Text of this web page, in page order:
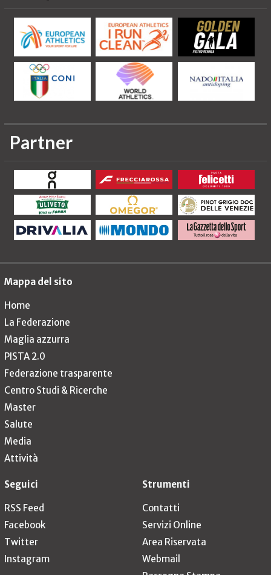
Partner
Mappa del sito
Home
La Federazione
Maglia azzurra
PISTA 2.0
Federazione trasparente
Centro Studi & Ricerche
Master
Salute
Media
Attività
Seguici
RSS Feed
Facebook
Twitter
Instagram
Strumenti
Contatti
Servizi Online
Area Riservata
Webmail